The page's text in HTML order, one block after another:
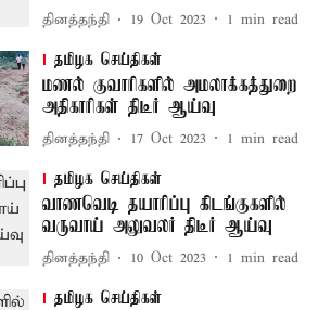
தினத்தந்தி 19 Oct 2023 1 min read
தமிழக செய்திகள்
மணல் குவாரிகளில் அமலாக்கத்துறை
அதிகாரிகள் திடீர் ஆய்வு
தினத்தந்தி 17 Oct 2023 1 min read
தமிழக செய்திகள்
வாணவெடி தயாரிப்பு கிடங்குகளில்
வருவாய் அலுவலர் திடீர் ஆய்வு
தினத்தந்தி 10 Oct 2023 1 min read
தமிழக செய்திகள்